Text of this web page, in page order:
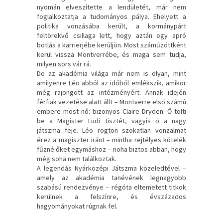
nyomán elveszítette a lendületét, már nem
foglalkoztatja a tudományos pálya. Ehelyett a
politika vonzásába került, a kormánypárt
feltörekvő csillaga lett, hogy aztán egy apró
botlás a karrierjébe kerüljön. Most száműzöttként
kerül vissza Montverrébe, és maga sem tudja,
milyen sors vár rá.
De az akadémia világa már nem is olyan, mint
amilyenre Léo abból az időből emlékszik, amikor
még rajongott az intézményért. Annak idején
férfiak vezetése alatt állt – Montverre első számú
embere most nő: bizonyos Claire Dryden. Ő tölti
be a Magister Ludi tisztét, vagyis ő a nagy
játszma feje. Léo rögtön szokatlan vonzalmat
érez a magiszter iránt – mintha rejtélyes kötelék
fűzné őket egymáshoz – noha biztos abban, hogy
még soha nem találkoztak.
A legendás Nyárközépi Játszma közeledtével –
amely az akadémia tanévének legnagyobb
szabású rendezvénye – régóta eltemetett titkok
kerülnek a felszínre, és évszázados
hagyományokat rúgnak fel.